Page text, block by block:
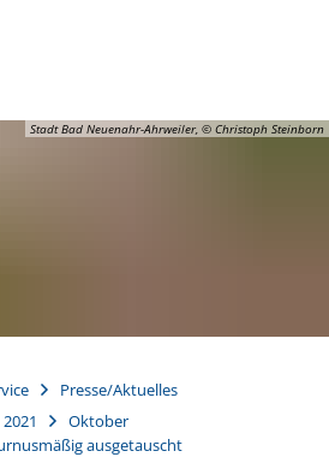
Stadt Bad Neuenahr-Ahrweiler, © Christoph Steinborn
Presse/Aktuelles
2021
Oktober
ausgetauscht